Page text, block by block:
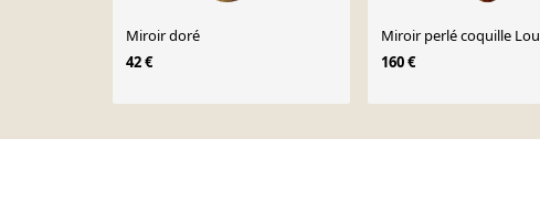
Miroir doré
42 €
Miroir perlé coquille
160 €